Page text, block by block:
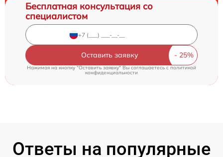
Бесплатная консультация со
специалистом
Оставить заявку
Нажимая на кнопку "Оставить заявку" Вы соглашаетесь cполитикой
конфиденциальности
Ответы на популярные